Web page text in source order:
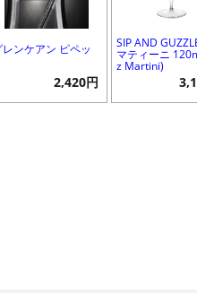
レンケアン ピペッ
2,420円
SIP AND
マティーニ
z Martini)